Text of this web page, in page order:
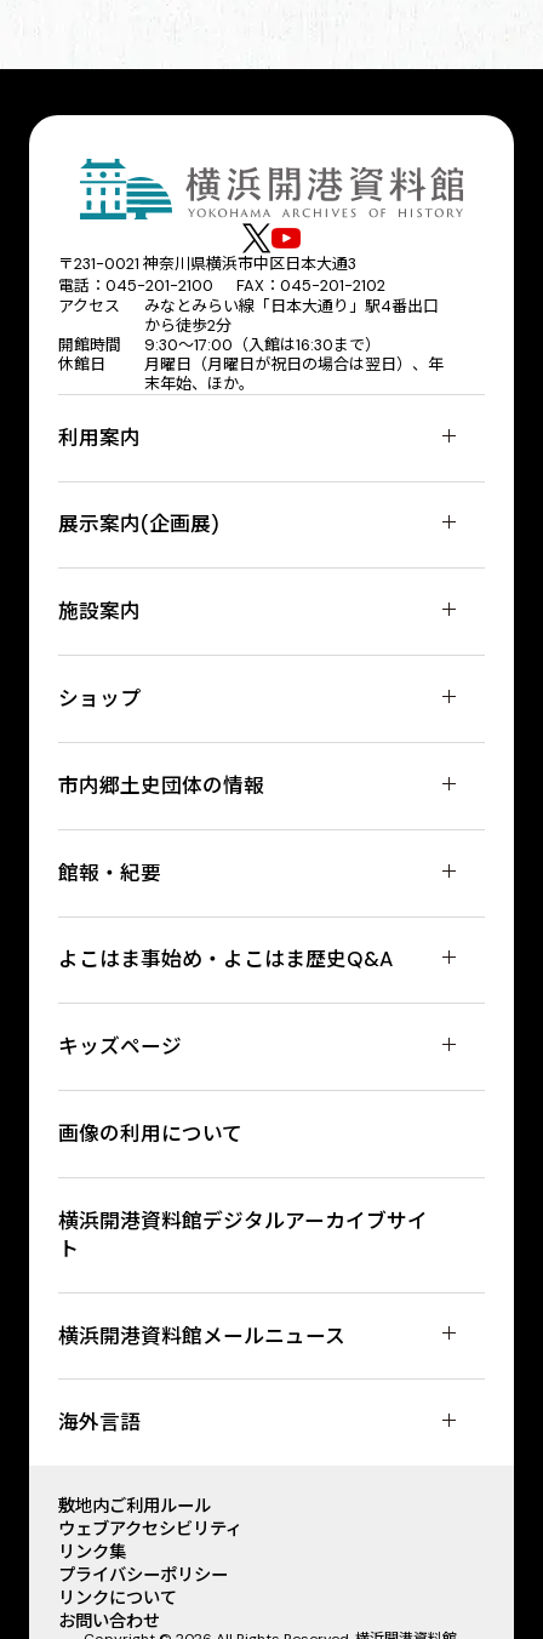
〒231-0021 神奈川県横浜市中区日本大通3
電話：045-201-2100 FAX：045-201-2102
アクセス
みなとみらい線「日本大通り」駅4番出口
から徒歩2分
開館時間
9:30〜17:00（入館は16:30まで）
休館日
月曜日（月曜日が祝日の場合は翌日）、年
末年始、ほか。
利用案内
展示案内(企画展)
施設案内
ショップ
市内郷土史団体の情報
館報・紀要
よこはま事始め・よこはま歴史Q&A
キッズページ
画像の利用について
横浜開港資料館デジタルアーカイブサイ
ト
横浜開港資料館メールニュース
海外言語
敷地内ご利用ルール
ウェブアクセシビリティ
リンク集
プライバシーポリシー
リンクについて
お問い合わせ